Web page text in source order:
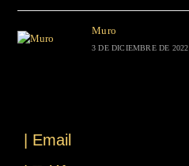
Muro
3 DE DICIEMBRE DE 2022
| Email